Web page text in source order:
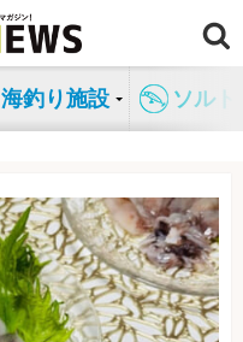
海釣り施設 ソル